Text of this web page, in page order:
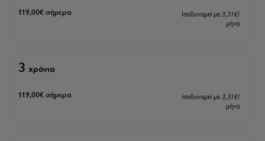
119,00€σήμερα Ισοδυναμεί με 3,31€/
μήνα
3 xρόνια
119,00€σήμερα Ισοδυναμεί με 3,31€/
μήνα